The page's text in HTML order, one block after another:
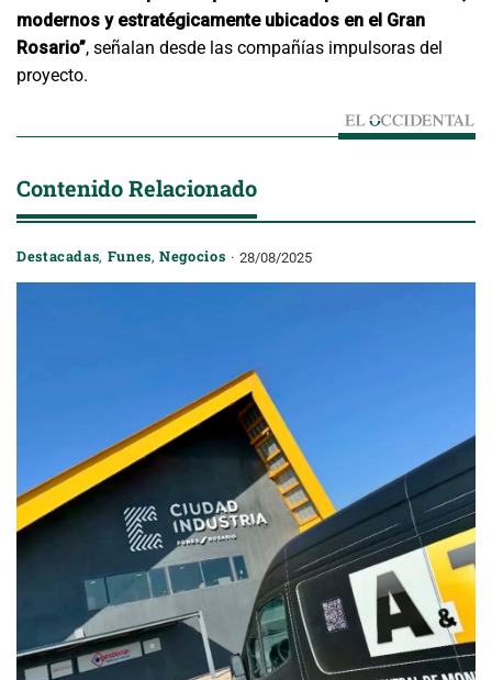
modernos y estratégicamente ubicados en el Gran
Rosario”, señalan desde las compañías impulsoras del
proyecto.
Contenido Relacionado
Destacadas, Funes,Negocios 28/08/2025